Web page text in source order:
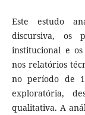
Este estudo
discursiva, os
institucional e os
nos relatórios
no período de
exploratória,
qualitativa. A